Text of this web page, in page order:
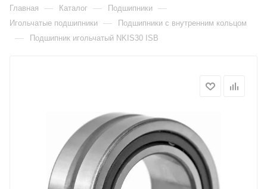
Главная — Каталог — Подшипники —
Игольчатые подшипники — Подшипники с внутренним кольцом
— Подшипник игольчатый NKIS30 ISB